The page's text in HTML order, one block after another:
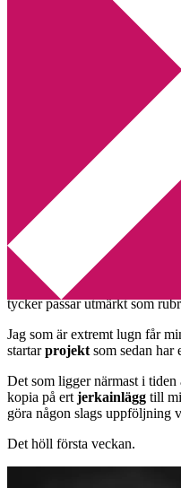
Webbshop Amazon
Utskriftscentralen
Min tv-blogg
You are here:Home
Impulsivitet
2013-07-04 Annika
Ni som lyssnar på
tycker passar utmärkt som
Jag som är extremt lugn får
startarprojekt som sedan har
Det som ligger närmast i
kopia på ert jerkainlägg till
göra någon slags uppföljning
Det höll första veckan.